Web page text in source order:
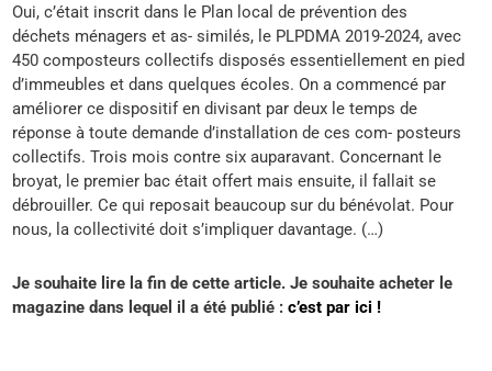
Oui, c’était inscrit dans le Plan local de prévention des
déchets ménagers et as- similés, le PLPDMA 2019-2024, avec
450 composteurs collectifs disposés essentiellement en pied
d’immeubles et dans quelques écoles. On a commencé par
améliorer ce dispositif en divisant par deux le temps de
réponse à toute demande d’installation de ces com- posteurs
collectifs. Trois mois contre six auparavant. Concernant le
broyat, le premier bac était offert mais ensuite, il fallait se
débrouiller. Ce qui reposait beaucoup sur du bénévolat. Pour
nous, la collectivité doit s’impliquer davantage. (…)
Je souhaite lire la fin de cette article. Je souhaite acheter le
magazine dans lequel il a été publié :c’est par ici !